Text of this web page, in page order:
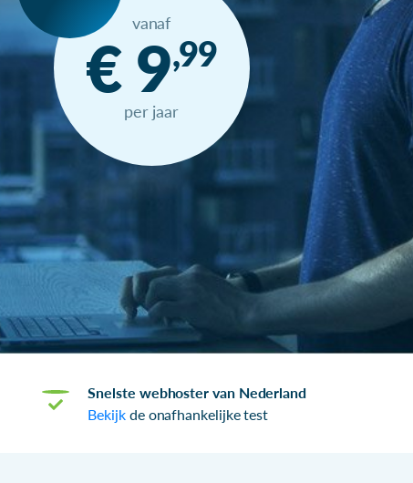
vanaf
€ 9,99
per jaar
Snelste webhoster van Nederland
Bekijkde onafhankelijke test